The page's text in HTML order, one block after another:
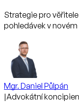
Strategie pro
pohledávek v
Mgr. Daniel Půlpán
|Advokátní